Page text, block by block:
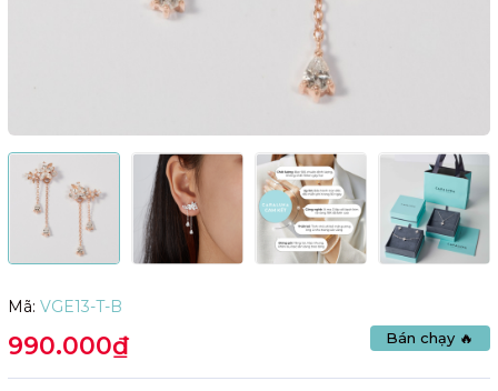
Mã: VGE13-T-B
Bán chạy 🔥
990.000₫